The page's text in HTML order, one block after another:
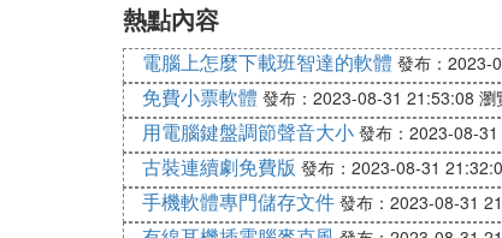
6.去水印照片修復
去水印照片修復app下載，一款十分實
黑白照的上色。去水印照片修復圖片
去水印照片修復
評價：
立即下載
7.一鍵輕松去水印
一鍵輕松去水印app下載，一款十分優
熱點內容
電腦上怎麼下載班智達的軟體 發布：2023-
免費小票軟體 發布：2023-08-31 21:53:08 瀏
用電腦鍵盤調節聲音大小 發布：2023-08-
古裝連續劇免費版 發布：2023-08-31
手機軟體專門儲存文件 發布：2023-08-31